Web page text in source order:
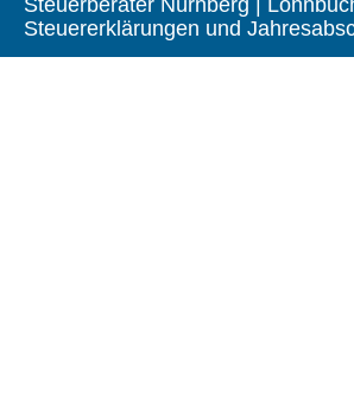
Steuererklärungen und